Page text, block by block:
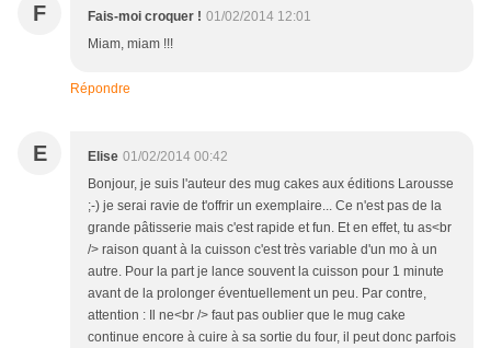
F Fais-moi croquer ! 01/02/2014 12:01
Miam, miam !!!
Répondre
E Elise 01/02/2014 00:42
Bonjour, je suis l'auteur des mug cakes aux éditions Larousse
;-) je serai ravie de t'offrir un exemplaire... Ce n'est pas de la
grande pâtisserie mais c'est rapide et fun. Et en effet, tu as<br
/> raison quant à la cuisson c'est très variable d'un mo à un
autre. Pour la part je lance souvent la cuisson pour 1 minute
avant de la prolonger éventuellement un peu. Par contre,
attention : Il ne<br /> faut pas oublier que le mug cake
continue encore à cuire à sa sortie du four, il peut donc parfois